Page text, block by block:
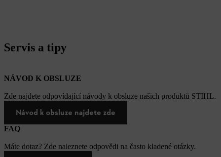
Servis a tipy
NÁVOD K OBSLUZE
Zde najdete odpovídající návody k obsluze našich produktů STIHL.
Návod k obsluze najdete zde
FAQ
Máte dotaz? Zde naleznete odpovědi na často kladené otázky.